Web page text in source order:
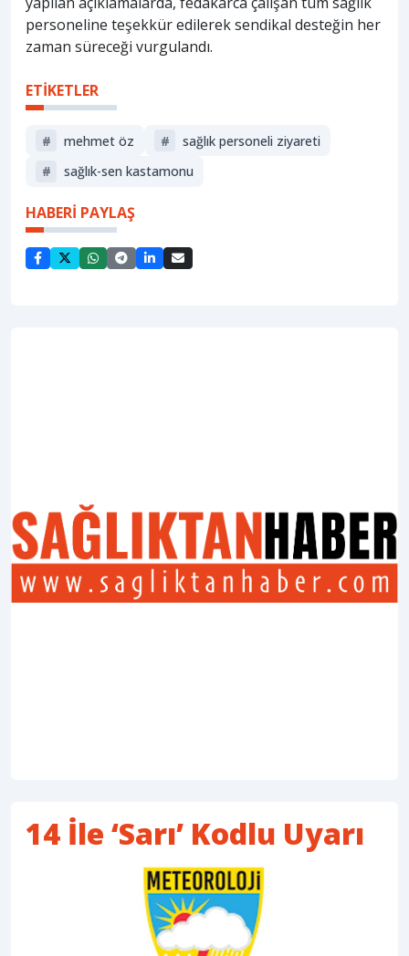
personeline teşekkür edilerek sendikal desteğin her
zaman süreceği vurgulandı.
ETİKETLER
# mehmet öz #
sağlık personeli ziyareti
#
sağlık-sen kastamonu
HABERİ PAYLAŞ
14 İle ‘Sarı’ Kodlu Uyarı